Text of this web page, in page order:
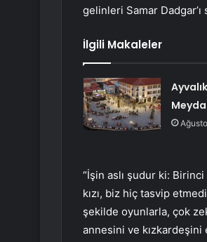
gelinleri Samar
İlgili Makaleler
“İşin aslı şudur ki:
kızı, biz hiç tasvip
şekilde oyunlarla, çok
annesini ve